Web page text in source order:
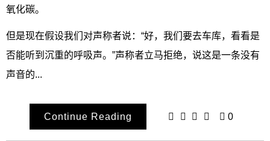
氧化碳。
但是现在假设我们对声称者说：“好，我们要去车库，看看是
否能听到沉重的呼吸声。”声称者立马拒绝，说这是一条没有
声音的...
Continue Reading 0